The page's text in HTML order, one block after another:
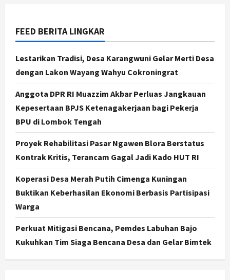
FEED BERITA LINGKAR
Lestarikan Tradisi, Desa Karangwuni Gelar Merti Desa
dengan Lakon Wayang Wahyu Cokroningrat
Anggota DPR RI Muazzim Akbar Perluas Jangkauan
Kepesertaan BPJS Ketenagakerjaan bagi Pekerja
BPU di Lombok Tengah
Proyek Rehabilitasi Pasar Ngawen Blora Berstatus
Kontrak Kritis, Terancam Gagal Jadi Kado HUT RI
Koperasi Desa Merah Putih Cimenga Kuningan
Buktikan Keberhasilan Ekonomi Berbasis Partisipasi
Warga
Perkuat Mitigasi Bencana, Pemdes Labuhan Bajo
Kukuhkan Tim Siaga Bencana Desa dan Gelar Bimtek
3
Jogja
Transformasi Penanganan Stunting
Buruk Menjadi Generasi Emas 2045
Agustus 5, 2026
4
Jogja
TAPM Gunungkidul Supervisi
Pendamping Desa Karangmojo
untuk Optimalkan Pembangunan
dan Pemberdayaan Kalurahan
Agustus 5, 2026
Nasional
Kasus Eks Jampidsus Febrie
Adriansyah Diminta Diusut Tuntas,
Politik